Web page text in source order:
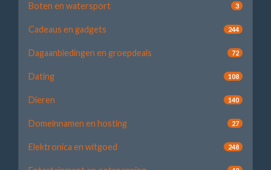
Boten en watersport 3
Cadeaus en gadgets 244
Dagaanbiedingen en groepdeals 72
Dating 108
Dieren 140
Domeinnamen en hosting 27
Elektronica en witgoed 248